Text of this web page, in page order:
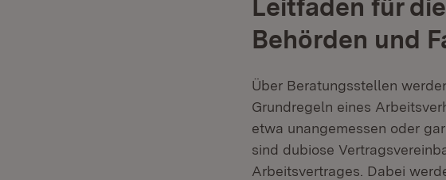
Leitfaden für
Behörden und
Über Beratungsstellen
Grundregeln eines
etwa unangemessen oder
sind dubiose
Arbeitsvertrages. Dabei